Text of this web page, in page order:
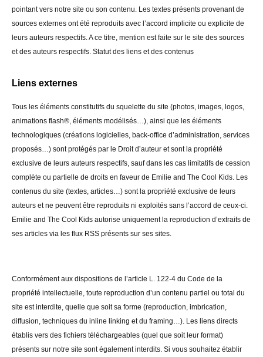
pointant vers notre site ou son contenu. Les textes présents provenant de
sources externes ont été reproduits avec l’accord implicite ou explicite de
leurs auteurs respectifs. A ce titre, mention est faite sur le site des sources
et des auteurs respectifs. Statut des liens et des contenus
Liens externes
Tous les éléments constitutifs du squelette du site (photos, images, logos,
animations flash®, éléments modélisés…), ainsi que les éléments
technologiques (créations logicielles, back-office d’administration, services
proposés…) sont protégés par le Droit d’auteur et sont la propriété
exclusive de leurs auteurs respectifs, sauf dans les cas limitatifs de cession
complète ou partielle de droits en faveur de Emilie and The Cool Kids. Les
contenus du site (textes, articles…) sont la propriété exclusive de leurs
auteurs et ne peuvent être reproduits ni exploités sans l’accord de ceux-ci.
Emilie and The Cool Kids autorise uniquement la reproduction d’extraits de
ses articles via les flux RSS présents sur ses sites.
Conformément aux dispositions de l’article L. 122-4 du Code de la
propriété intellectuelle, toute reproduction d’un contenu partiel ou total du
site est interdite, quelle que soit sa forme (reproduction, imbrication,
diffusion, techniques du inline linking et du framing…). Les liens directs
établis vers des fichiers téléchargeables (quel que soit leur format)
présents sur notre site sont également interdits. Si vous souhaitez établir